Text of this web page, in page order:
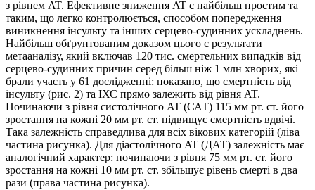
з рівнем AT. Ефективне зниження AT є найбільш простим та
таким, що легко контролюється, способом попередження
виникнення інсульту та інших серцево-судинних ускладнень.
Найбільш обґрунтованим доказом цього є результати
метааналізу, який включав 120 тис. смертельних випадків від
серцево-судинних причин серед більш ніж 1 млн хворих, які
брали участь у 61 дослідженні: показано, що смертність від
інсульту (рис. 2) та ІХС прямо залежить від рівня AT.
Починаючи з рівня систолічного AT (САТ) 115 мм рт. ст. його
зростання на кожні 20 мм рт. ст. підвищує смертність вдвічі.
Така залежність справедлива для всіх вікових категорій (ліва
частина рисунка). Для діастолічного AT (ДАТ) залежність має
аналогічний характер: починаючи з рівня 75 мм рт. ст. його
зростання на кожні 10 мм рт. ст. збільшує рівень смерті в два
рази (права частина рисунка).